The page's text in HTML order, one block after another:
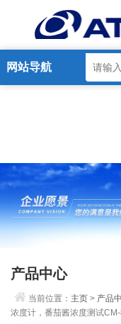
网站导航
产品中心
当前位置： 主页 > 产品
浓度计，番茄酱浓度测试